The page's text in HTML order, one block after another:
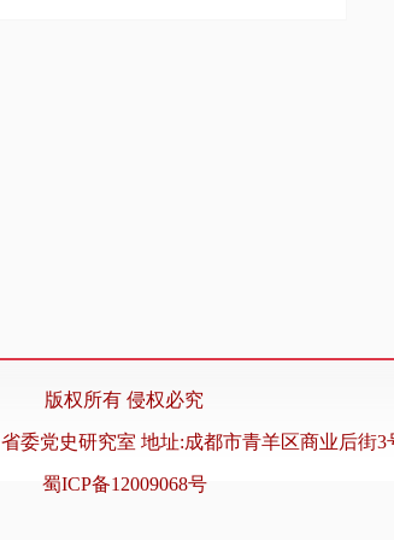
版权所有 侵权必究
委党史研究室 地址:成都市青羊区商业后街3
蜀ICP备12009068号